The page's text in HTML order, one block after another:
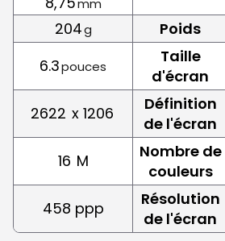
mm
204g Poids
6.3pouces
Taille
d'écran
2622 x 1206
Définition
de l'écran
16 M
Nombre de
couleurs
458 ppp
Résolution
de l'écran